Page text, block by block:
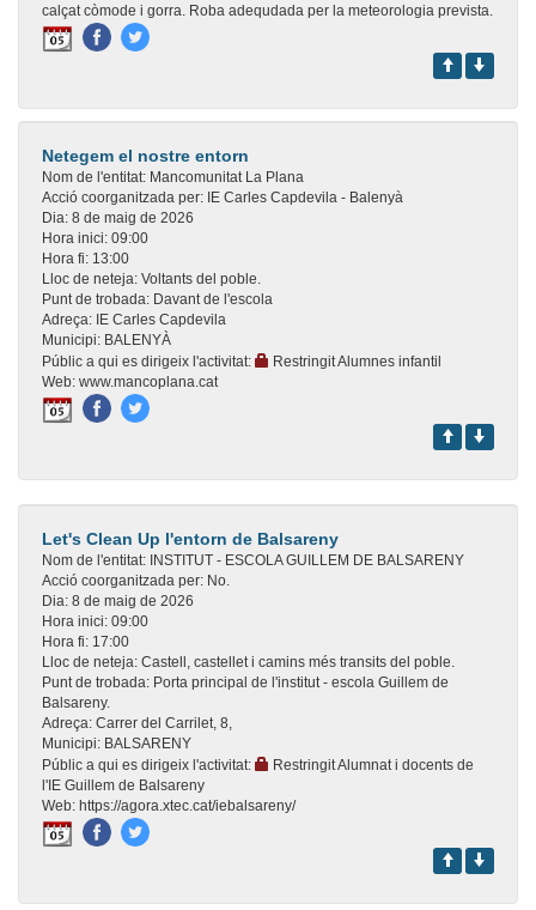
calçat còmode i gorra. Roba adequdada per la meteorologia prevista.
Netegem el nostre entorn
Nom de l'entitat: Mancomunitat La Plana
Acció coorganitzada per: IE Carles Capdevila - Balenyà
Dia: 8 de maig de 2026
Hora inici: 09:00
Hora fi: 13:00
Lloc de neteja: Voltants del poble.
Punt de trobada: Davant de l'escola
Adreça: IE Carles Capdevila
Municipi: BALENYÀ
Públic a qui es dirigeix l'activitat:
Restringit Alumnes infantil
Web: www.mancoplana.cat
Let's Clean Up l'entorn de Balsareny
Nom de l'entitat: INSTITUT - ESCOLA GUILLEM DE BALSARENY
Acció coorganitzada per: No.
Dia: 8 de maig de 2026
Hora inici: 09:00
Hora fi: 17:00
Lloc de neteja: Castell, castellet i camins més transits del poble.
Punt de trobada: Porta principal de l'institut - escola Guillem de
Balsareny.
Adreça: Carrer del Carrilet, 8,
Municipi: BALSARENY
Públic a qui es dirigeix l'activitat:
Restringit Alumnat i docents de
l'IE Guillem de Balsareny
Web: https://agora.xtec.cat/iebalsareny/